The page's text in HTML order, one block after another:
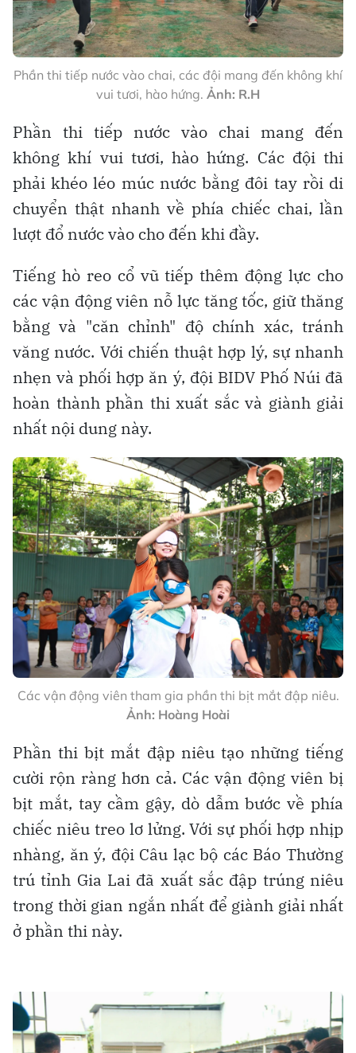
Phần thi tiếp nước vào chai, các đội mang đến không khí
vui tươi, hào hứng. Ảnh: R.H
Phần thi tiếp nước vào chai mang đến
không khí vui tươi, hào hứng. Các đội thi
phải khéo léo múc nước bằng đôi tay rồi di
chuyển thật nhanh về phía chiếc chai, lần
lượt đổ nước vào cho đến khi đầy.
Tiếng hò reo cổ vũ tiếp thêm động lực cho
các vận động viên nỗ lực tăng tốc, giữ thăng
bằng và "căn chỉnh" độ chính xác, tránh
văng nước. Với chiến thuật hợp lý, sự nhanh
nhẹn và phối hợp ăn ý, đội BIDV Phố Núi đã
hoàn thành phần thi xuất sắc và giành giải
nhất nội dung này.
Các vận động viên tham gia phần thi bịt mắt đập niêu.
Ảnh: Hoàng Hoài
Phần thi bịt mắt đập niêu tạo những tiếng
cười rộn ràng hơn cả. Các vận động viên bị
bịt mắt, tay cầm gậy, dò dẫm bước về phía
chiếc niêu treo lơ lửng. Với sự phối hợp nhịp
nhàng, ăn ý, đội Câu lạc bộ các Báo Thường
trú tỉnh Gia Lai đã xuất sắc đập trúng niêu
trong thời gian ngắn nhất để giành giải nhất
ở phần thi này.